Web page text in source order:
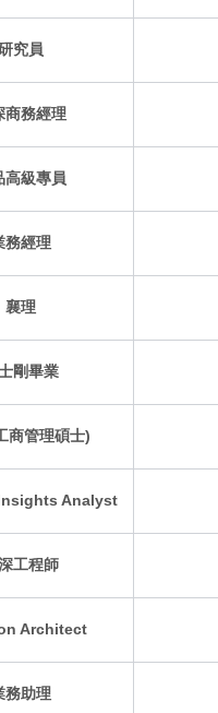
究員
商務經理
高級專員
務經理
襄理
剛畢業
商管理碩士)
Analyst
工程師
Architect
務助理